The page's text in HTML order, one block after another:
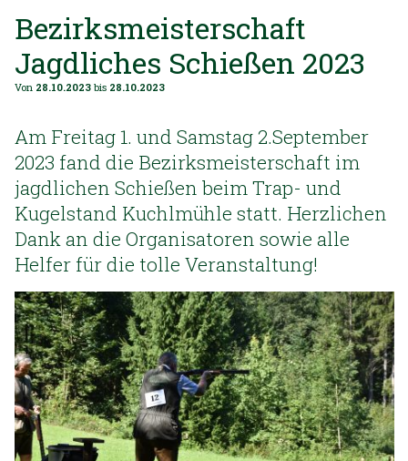
Bezirksmeisterschaft
Jagdliches Schießen 2023
Von 28.10.2023 bis 28.10.2023
Am Freitag 1. und Samstag 2.September
2023 fand die Bezirksmeisterschaft im
jagdlichen Schießen beim Trap- und
Kugelstand Kuchlmühle statt. Herzlichen
Dank an die Organisatoren sowie alle
Helfer für die tolle Veranstaltung!